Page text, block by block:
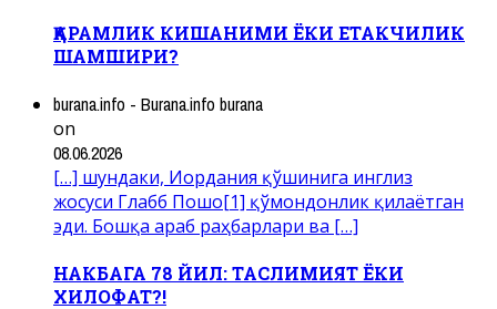
ҚАРАМЛИК КИШАНИМИ ЁКИ ЕТАКЧИЛИК
ШАМШИРИ?
burana.info - Burana.info burana
on
08.06.2026
[…] шундаки, Иордания қўшинига инглиз
жосуси Глабб Пошо[1] қўмондонлик қилаётган
эди. Бошқа араб раҳбарлари ва […]
НАКБАГА 78 ЙИЛ: ТАСЛИМИЯТ ЁКИ
ХИЛОФАТ?!